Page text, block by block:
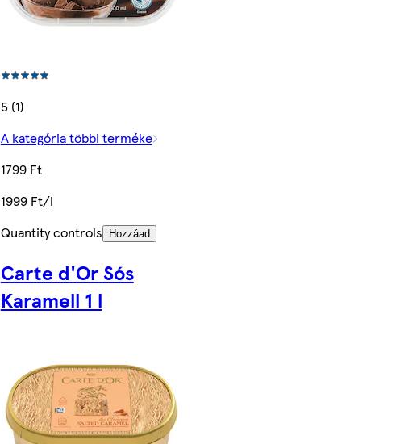
5 (1)
A kategória többi terméke
1799 Ft
1999 Ft/l
Quantity controls
Hozzáad
Carte d'Or Sós
Karamell 1 l